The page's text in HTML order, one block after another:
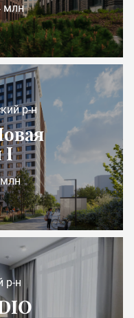
млн
р-н
I
р-н